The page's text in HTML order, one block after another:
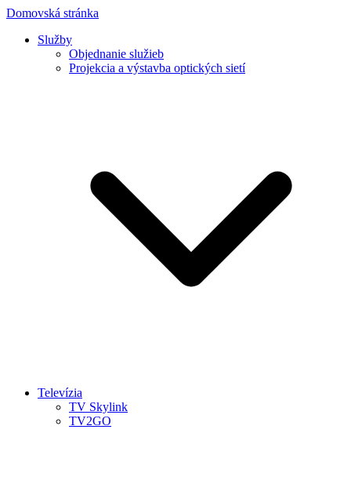
Domovská stránka
Služby
Objednanie služieb
Projekcia a výstavba optických sietí
Televízia
TV Skylink
TV2GO